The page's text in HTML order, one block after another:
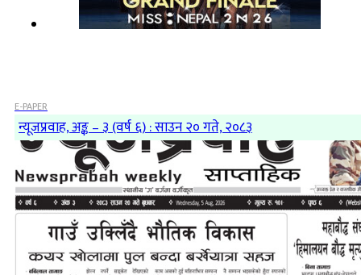
E-PAPER
न्यूजप्रवाह, अङ्क – ३ (वर्ष ६) : साउन २० गते, २०८३